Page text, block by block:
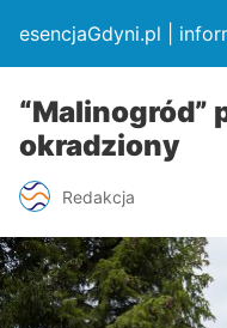
esencjaGdyni.pl |
“Malinogród”
okradziony
Redakcja